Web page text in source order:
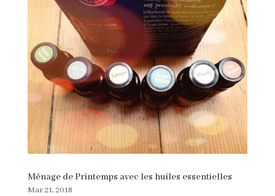
Ménage de Printemps avec les huiles essentielles
Mar 21, 2018